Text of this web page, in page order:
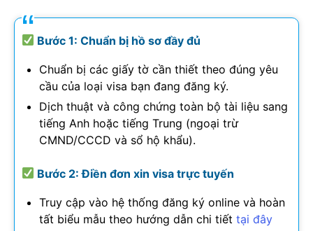
Bước 1: Chuẩn bị hồ sơ đầy đủ
Chuẩn bị các giấy tờ cần thiết theo đúng yêu
cầu của loại visa bạn đang đăng ký.
Dịch thuật và công chứng toàn bộ tài liệu sang
tiếng Anh hoặc tiếng Trung (ngoại trừ
CMND/CCCD và sổ hộ khẩu).
Bước 2: Điền đơn xin visa trực tuyến
Truy cập vào hệ thống đăng ký online và hoàn
tất biểu mẫu theo hướng dẫn chi tiết tại đây